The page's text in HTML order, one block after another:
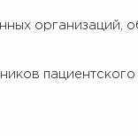
организаций,